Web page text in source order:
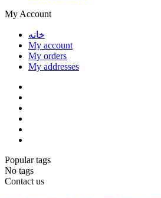
My Account
خانه
My account
My orders
My addresses
Popular tags
No tags
Contact us